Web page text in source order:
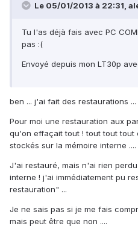
Le 05/01/2013 à 22:31,
Tu l'as déjà fais avec PC
pas :(
Envoyé depuis mon LT30p
ben ... j'ai fait des restaurations ...
Pour moi une restauration aux
qu'on effaçait tout ! tout tout tout
stockés sur la mémoire interne
J'ai restauré, mais n'ai rien
interne ! j'ai immédiatement pu
restauration" ...
Je ne sais pas si je me fais
mais peut être que non ....